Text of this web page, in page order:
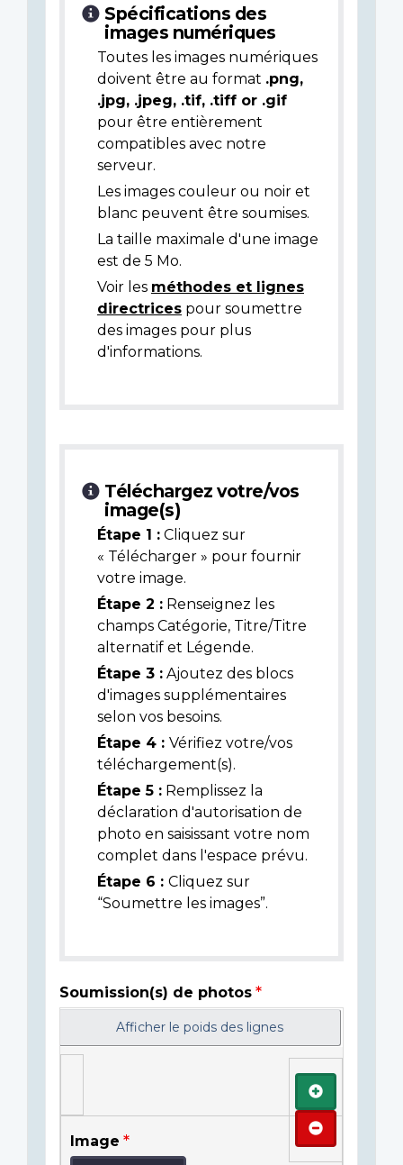
Spécifications des
images numériques
Toutes les images numériques
doivent être au format .png,
.jpg, .jpeg, .tif, .tiff or .gif
pour être entièrement
compatibles avec notre
serveur.
Les images couleur ou noir et
blanc peuvent être soumises.
La taille maximale d'une image
est de 5 Mo.
Voir les méthodes et lignes
directrices pour soumettre
des images pour plus
d'informations.
Téléchargez votre/vos
image(s)
Étape 1 : Cliquez sur
« Télécharger » pour fournir
votre image.
Étape 2 : Renseignez les
champs Catégorie, Titre/Titre
alternatif et Légende.
Étape 3 : Ajoutez des blocs
d'images supplémentaires
selon vos besoins.
Étape 4 : Vérifiez votre/vos
téléchargement(s).
Étape 5 : Remplissez la
déclaration d'autorisation de
photo en saisissant votre nom
complet dans l'espace prévu.
Étape 6 : Cliquez sur
“Soumettre les images”.
Soumission(s) de photos
Afficher le poids des lignes
Image
Ajouter
Retirer